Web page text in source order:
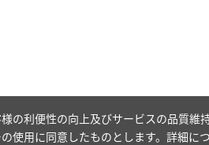
の利便性の向上及びサービスの品質
使用に同意したものとします。詳細